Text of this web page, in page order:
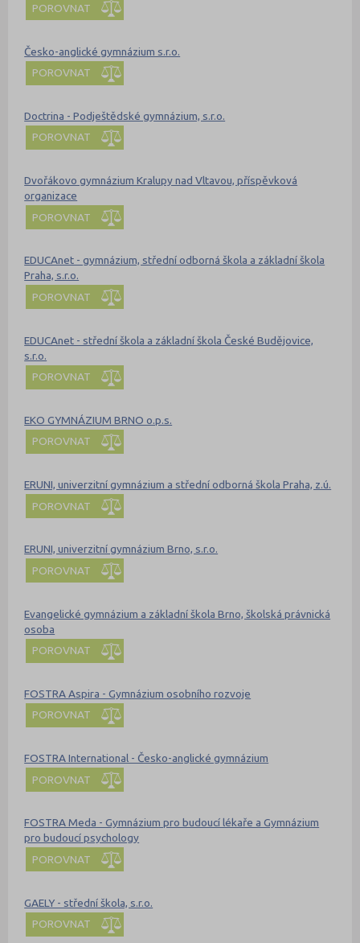
POROVNAT
Česko-anglické gymnázium s.r.o.
POROVNAT
Doctrina - Podještědské gymnázium, s.r.o.
POROVNAT
Dvořákovo gymnázium Kralupy nad Vltavou, příspěvková
organizace
POROVNAT
EDUCAnet - gymnázium, střední odborná škola a základní škola
Praha, s.r.o.
POROVNAT
EDUCAnet - střední škola a základní škola České Budějovice,
s.r.o.
POROVNAT
EKO GYMNÁZIUM BRNO o.p.s.
POROVNAT
ERUNI, univerzitní gymnázium a střední odborná škola Praha, z.ú.
POROVNAT
ERUNI, univerzitní gymnázium Brno, s.r.o.
POROVNAT
Evangelické gymnázium a základní škola Brno, školská právnická
osoba
POROVNAT
FOSTRA Aspira - Gymnázium osobního rozvoje
POROVNAT
FOSTRA International - Česko-anglické gymnázium
POROVNAT
FOSTRA Meda - Gymnázium pro budoucí lékaře a Gymnázium
pro budoucí psychology
POROVNAT
GAELY - střední škola, s.r.o.
POROVNAT